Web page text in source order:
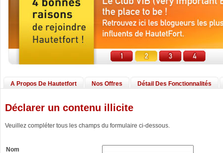
A Propos De Hautetfort Nos Offres Détail Des Fonctionnalités
Déclarer un contenu illicite
Veuillez compléter tous les champs du formulaire ci-dessous.
Nom